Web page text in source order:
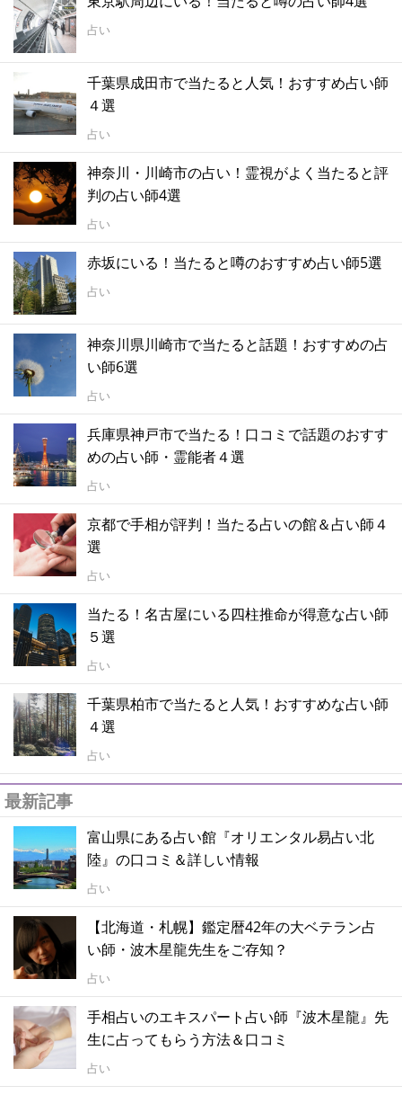
占い
千葉県成田市で当たると人気！おすすめ占い師
４選
占い
神奈川・川崎市の占い！霊視がよく当たると評
判の占い師4選
占い
赤坂にいる！当たると噂のおすすめ占い師5選
占い
神奈川県川崎市で当たると話題！おすすめの占
い師6選
占い
兵庫県神戸市で当たる！口コミで話題のおすす
めの占い師・霊能者４選
占い
京都で手相が評判！当たる占いの館＆占い師４
選
占い
当たる！名古屋にいる四柱推命が得意な占い師
５選
占い
千葉県柏市で当たると人気！おすすめな占い師
４選
占い
最新記事
富山県にある占い館『オリエンタル易占い北
陸』の口コミ＆詳しい情報
占い
【北海道・札幌】鑑定暦42年の大ベテラン占
い師・波木星龍先生をご存知？
占い
手相占いのエキスパート占い師『波木星龍』先
生に占ってもらう方法＆口コミ
占い